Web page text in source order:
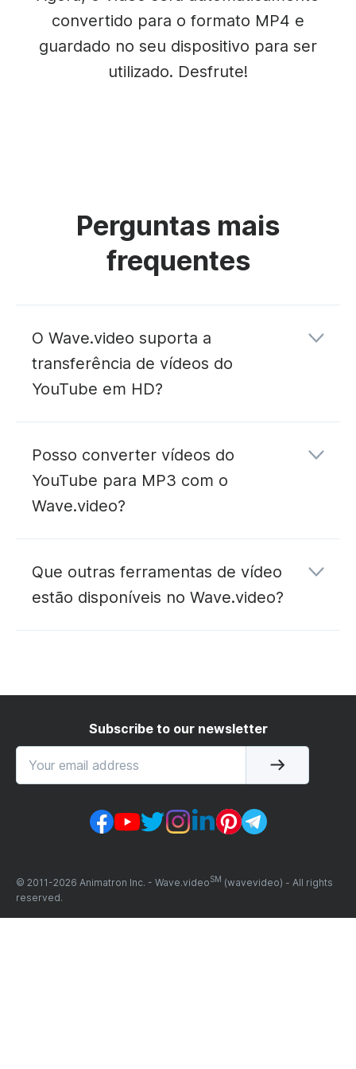
convertido para o formato MP4 e
guardado no seu dispositivo para ser
utilizado. Desfrute!
Perguntas mais
frequentes
O Wave.video suporta a
transferência de vídeos do
YouTube em HD?
Posso converter vídeos do
YouTube para MP3 com o
Wave.video?
Que outras ferramentas de vídeo
estão disponíveis no Wave.video?
Subscribe to our newsletter
© 2011-2026 Animatron Inc. - Wave.videoSM (wavevideo) - All rights
reserved.